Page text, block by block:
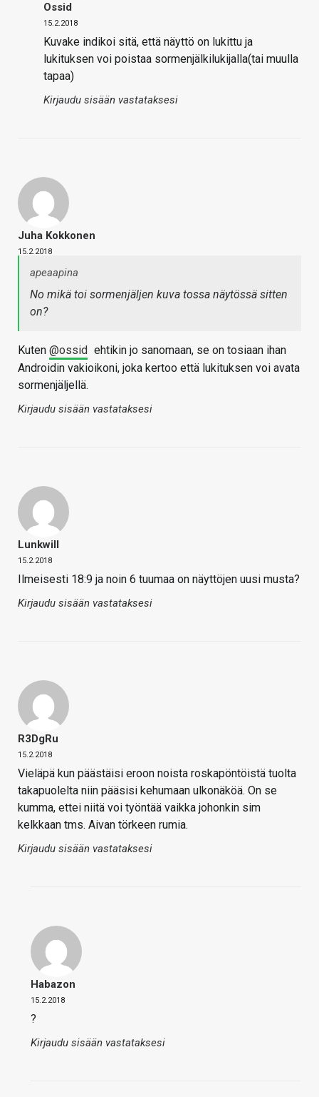
Ossid
15.2.2018
Kuvake indikoi sitä, että näyttö on lukittu ja
lukituksen voi poistaa sormenjälkilukijalla(tai muulla
tapaa)
Kirjaudu sisään vastataksesi
Juha Kokkonen
15.2.2018
apeaapina
No mikä toi sormenjäljen kuva tossa näytössä sitten
on?
Kuten @ossid ehtikin jo sanomaan, se on tosiaan ihan
Androidin vakioikoni, joka kertoo että lukituksen voi avata
sormenjäljellä.
Kirjaudu sisään vastataksesi
Lunkwill
15.2.2018
Ilmeisesti 18:9 ja noin 6 tuumaa on näyttöjen uusi musta?
Kirjaudu sisään vastataksesi
R3DgRu
15.2.2018
Vieläpä kun päästäisi eroon noista roskapöntöistä tuolta
takapuolelta niin pääsisi kehumaan ulkonäköä. On se
kumma, ettei niitä voi työntää vaikka johonkin sim
kelkkaan tms. Aivan törkeen rumia.
Kirjaudu sisään vastataksesi
Habazon
15.2.2018
?
Kirjaudu sisään vastataksesi